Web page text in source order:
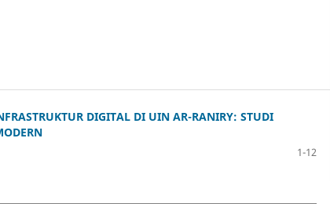
DIGITAL DI UIN AR-RANIRY: STUDI
1-12